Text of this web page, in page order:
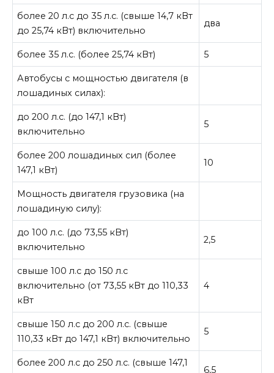
более 20 л.с до 35 л.с. (свыше 14,7 кВт
до 25,74 кВт) включительно
два
более 35 л.с. (более 25,74 кВт) 5
Автобусы с мощностью двигателя (в
лошадиных силах):
до 200 л.с. (до 147,1 кВт)
включительно
5
более 200 лошадиных сил (более
147,1 кВт)
10
Мощность двигателя грузовика (на
лошадиную силу):
до 100 л.с. (до 73,55 кВт)
включительно
2,5
свыше 100 л.с до 150 л.с
включительно (от 73,55 кВт до 110,33
кВт
4
свыше 150 л.с до 200 л.с. (свыше
110,33 кВт до 147,1 кВт) включительно
5
более 200 л.с до 250 л.с. (свыше 147,1
6,5